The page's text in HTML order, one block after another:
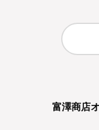
富澤商店